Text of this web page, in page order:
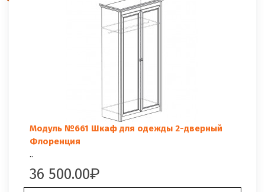
Модуль №661 Шкаф для одежды 2-дверный
Флоренция
..
36 500.00